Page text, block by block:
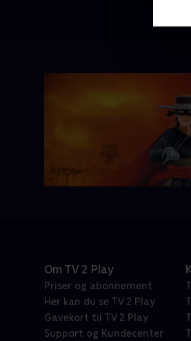
Om TV 2 Play
Priser og abonnement
Her kan du se TV 2 Play
Gavekort til TV 2 Play
Support og Kundecenter